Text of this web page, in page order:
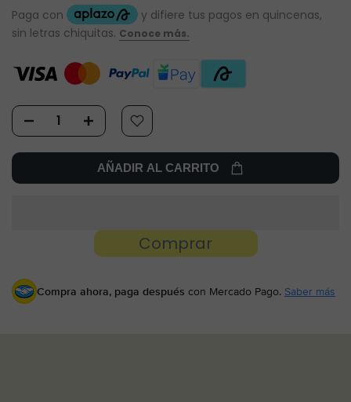
AÑADIR AL CARRITO
Compra ahora, paga después con Mercado Pago. Saber más